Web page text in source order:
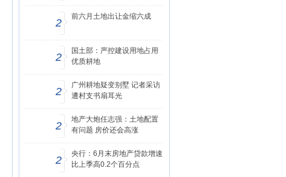
2
前六月土地出让金缩六成
2
国土部：严控建设用地占用
优质耕地
2
广州耕地疑变别墅 记者采访
遭村支书扇耳光
2
地产大炮任志强：土地配置
有问题 房价还会高涨
2
央行：6月末房地产贷款增速
比上季高0.2个百分点